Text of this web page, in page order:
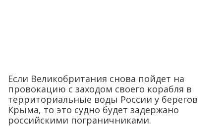
Если Великобритания снова пойдет на
провокацию с заходом своего корабля в
территориальные воды России у берегов
Крыма, то это судно будет задержано
российскими пограничниками.